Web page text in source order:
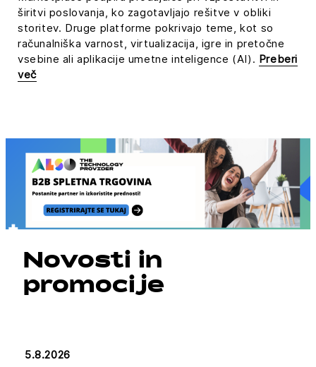
širitvi poslovanja, ko zagotavljajo rešitve v obliki
storitev. Druge platforme pokrivajo teme, kot so
računalniška varnost, virtualizacija, igre in pretočne
vsebine ali aplikacije umetne inteligence (AI). Preberi
več
Novosti in
promocije
5.8.2026